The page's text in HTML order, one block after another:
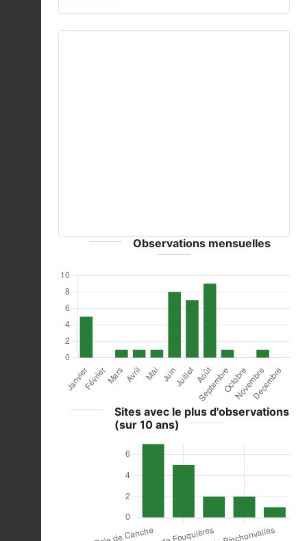
Observations mensuelles
Sites avec le plus d'observations
(sur 10 ans)